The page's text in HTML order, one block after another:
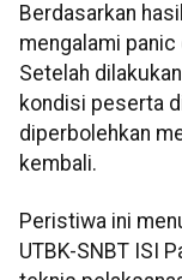
Berdasarkan
mengalami
Setelah
kondisi peserta
diperbolehkan
kembali.
Peristiwa ini
UTBK-SNBT ISI